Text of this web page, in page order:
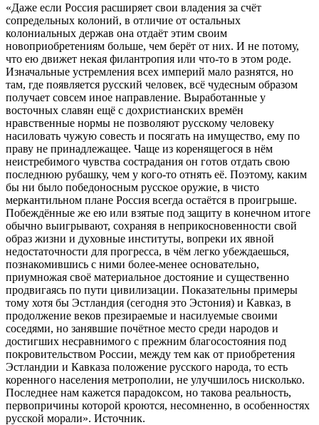
«Даже если Россия расширяет свои владения за счёт
сопредельных колоний, в отличие от остальных
колониальных держав она отдаёт этим своим
новоприобретениям больше, чем берёт от них. И не потому,
что ею движет некая филантропия или что-то в этом роде.
Изначальные устремления всех империй мало разнятся, но
там, где появляется русский человек, всё чудесным образом
получает совсем иное направление. Выработанные у
восточных славян ещё с дохристианских времён
нравственные нормы не позволяют русскому человеку
насиловать чужую совесть и посягать на имущество, ему по
праву не принадлежащее. Чаще из коренящегося в нём
неистребимого чувства сострадания он готов отдать свою
последнюю рубашку, чем у кого-то отнять её. Поэтому, каким
бы ни было победоносным русское оружие, в чисто
меркантильном плане Россия всегда остаётся в проигрыше.
Побеждённые же ею или взятые под защиту в конечном итоге
обычно выигрывают, сохраняя в неприкосновенности свой
образ жизни и духовные институты, вопреки их явной
недостаточности для прогресса, в чём легко убеждаешься,
познакомившись с ними более-менее основательно,
приумножая своё материальное достояние и существенно
продвигаясь по пути цивилизации. Показательны примеры
тому хотя бы Эстландия (сегодня это Эстония) и Кавказ, в
продолжение веков презираемые и насилуемые своими
соседями, но занявшие почётное место среди народов и
достигших несравнимого с прежним благосостояния под
покровительством России, между тем как от приобретения
Эстландии и Кавказа положение русского народа, то есть
коренного населения метрополии, не улучшилось нисколько.
Последнее нам кажется парадоксом, но такова реальность,
первопричины которой кроются, несомненно, в особенностях
русской морали». Источник.